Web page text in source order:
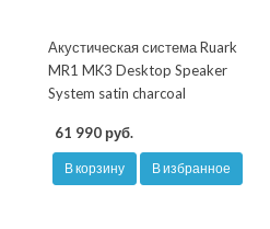
Акустическая система Ruark
MR1 MK3 Desktop Speaker
System satin charcoal
61 990 руб.
В корзину В избранное